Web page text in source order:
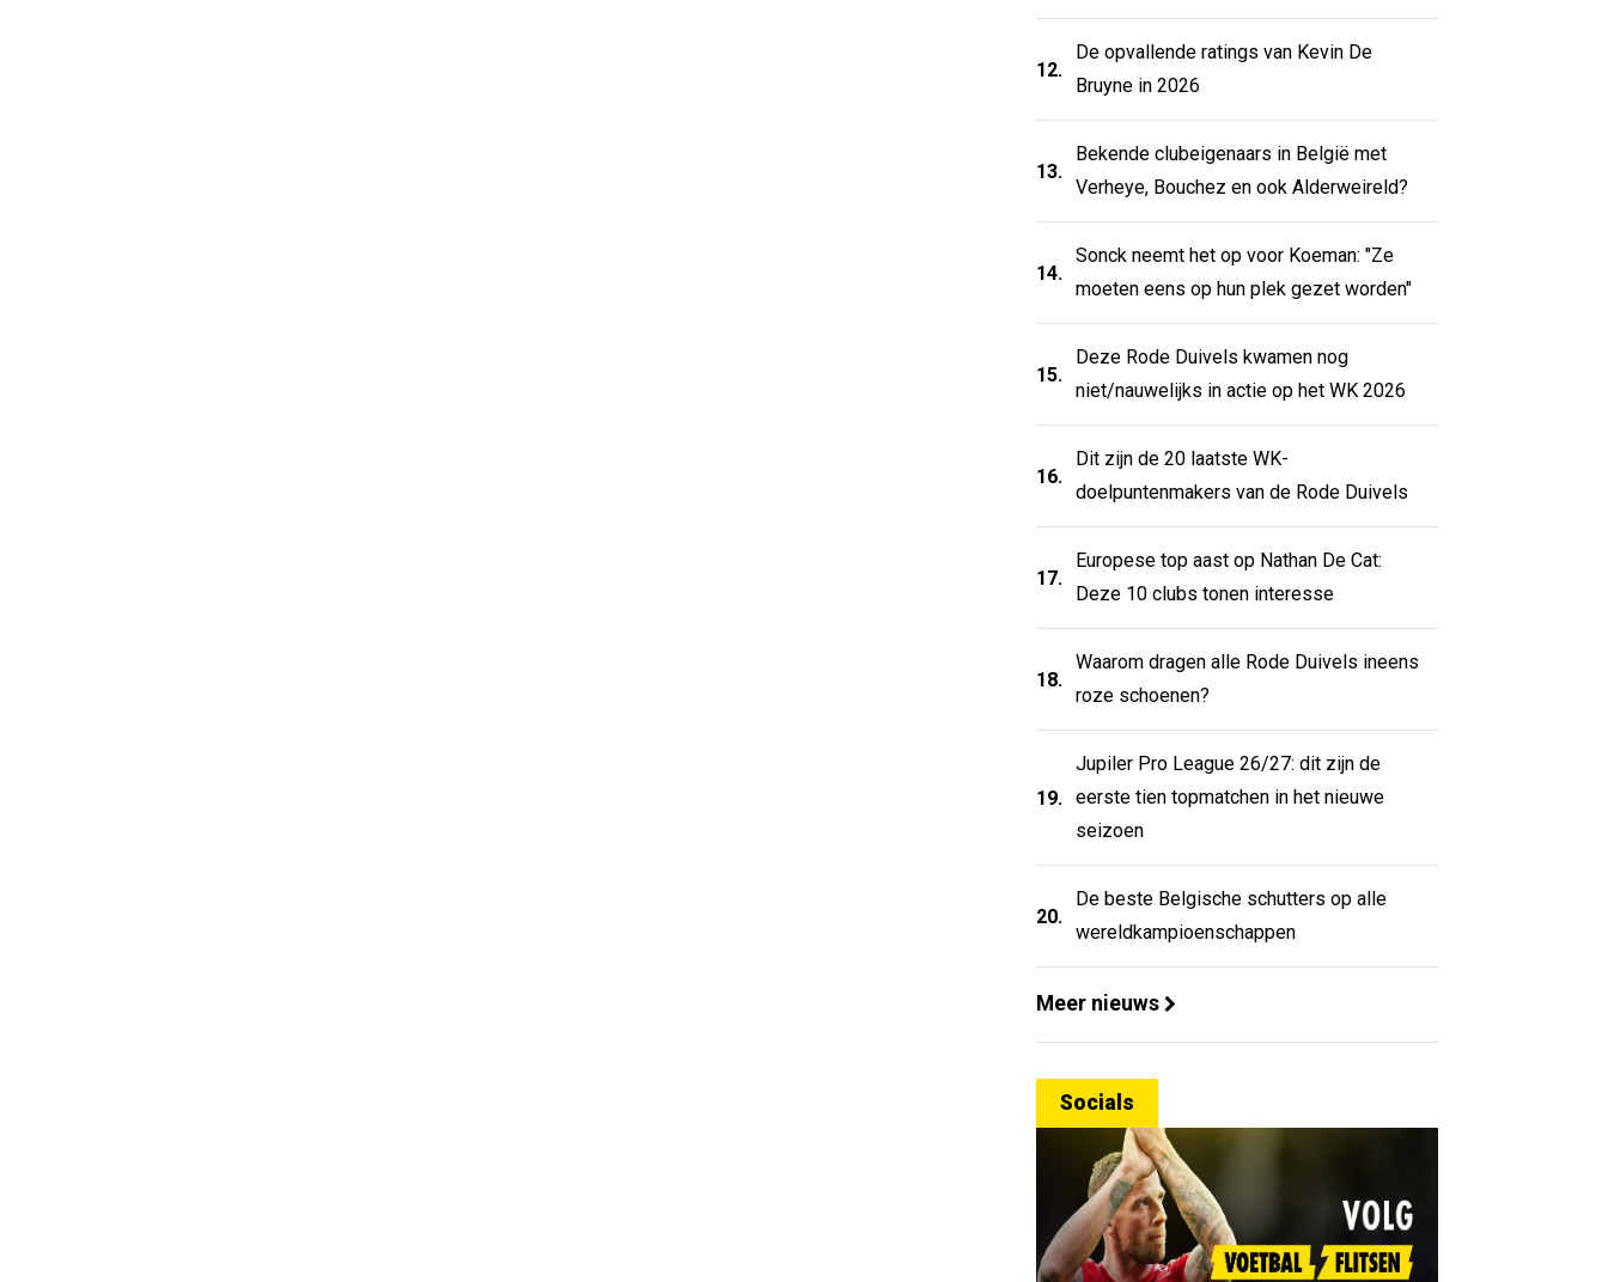
12.
De opvallende ratings van Kevin De
Bruyne in 2026
13.
Bekende clubeigenaars in België met
Verheye, Bouchez en ook Alderweireld?
14.
Sonck neemt het op voor Koeman: "Ze
moeten eens op hun plek gezet worden"
15.
Deze Rode Duivels kwamen nog
niet/nauwelijks in actie op het WK 2026
16.
Dit zijn de 20 laatste WK-
doelpuntenmakers van de Rode Duivels
17.
Europese top aast op Nathan De Cat:
Deze 10 clubs tonen interesse
18.
Waarom dragen alle Rode Duivels ineens
roze schoenen?
19.
Jupiler Pro League 26/27: dit zijn de
eerste tien topmatchen in het nieuwe
seizoen
20.
De beste Belgische schutters op alle
wereldkampioenschappen
Meer nieuws
Socials